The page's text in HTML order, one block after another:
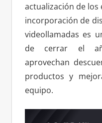
actualización de
incorporación de
videollamadas es
de cerrar el
aprovechan
productos y
equipo.